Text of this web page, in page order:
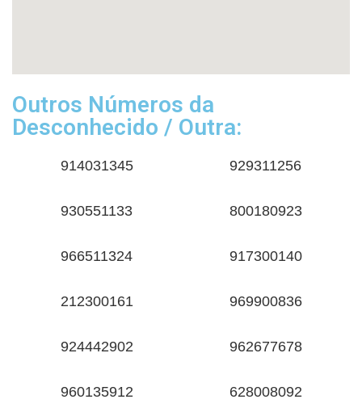
Outros Números da
Desconhecido / Outra:
914031345 929311256
930551133 800180923
966511324 917300140
212300161 969900836
924442902 962677678
960135912 628008092